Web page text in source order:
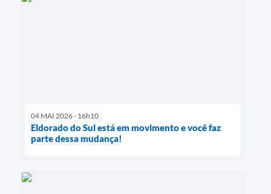
04 MAI 2026 - 16h10
Eldorado do Sul está em movimento e você faz
parte dessa mudança!